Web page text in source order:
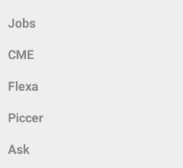
Jobs
CME
Flexa
Piccer
Ask